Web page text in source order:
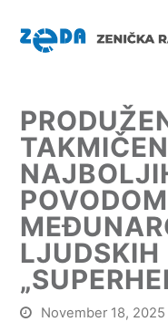
POVODOM
LJUDSKIH
November 18, 2025